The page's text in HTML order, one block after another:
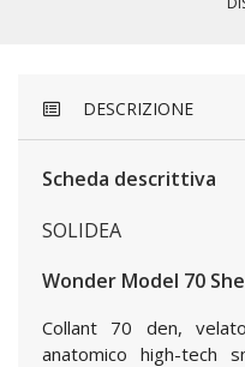
DESCRIZIONE
Scheda descrittiva
SOLIDEA
Wonder Model 70
Collant 70 den,
anatomico high-tech